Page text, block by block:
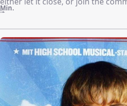
it.
Min.